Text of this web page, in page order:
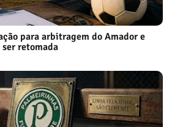
para arbitragem do Amador e
retomada